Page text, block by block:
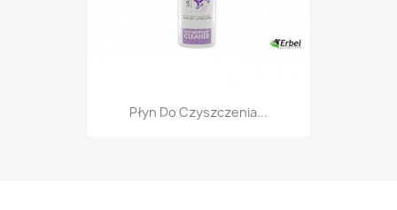
Płyn Do Czyszczenia...